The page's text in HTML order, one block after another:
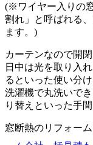
(※ワイヤー入りの
割れ」と呼ばれる
ます。)
カーテンなので開閉
日中は光を取り入
るといった使い分け
洗濯機で丸洗いで
り替えといった手
窓断熱のリフォー